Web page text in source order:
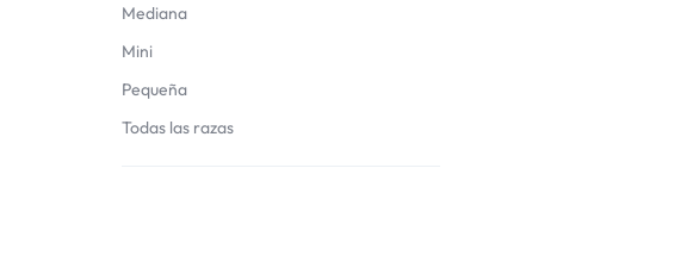
Mediana
Mini
Pequeña
Todas las razas